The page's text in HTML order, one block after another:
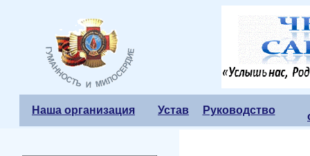
Наша организация Устав Руководство